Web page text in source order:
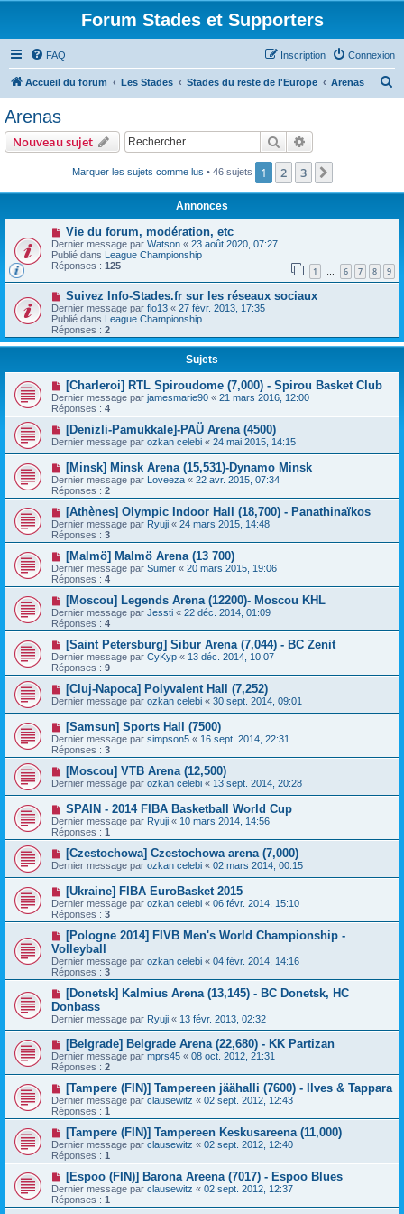
Forum Stades et Supporters
FAQ Connexion
Inscription
Accueil du forum Les Stades Stades du reste de l'Europe Arenas
r
Arenas
Nouveau sujet Rechercher
Marquer les sujets comme lus • 46 sujets 1 2 3
Annonces
Vie du forum, modération, etc
Dernier message par Watson « 23 août 2020, 07:27
Publié dans League Championship
Réponses : 125 1 … 6 7 8 9
Suivez Info-Stades.fr sur les réseaux sociaux
Dernier message par flo13 « 27 févr. 2013, 17:35
Publié dans League Championship
Réponses : 2
Sujets
[Charleroi] RTL Spiroudome (7,000) - Spirou Basket Club
Dernier message par jamesmarie90 « 21 mars 2016, 12:00
Réponses : 4
[Denizli-Pamukkale]-PAÜ Arena (4500)
Dernier message par ozkan celebi « 24 mai 2015, 14:15
[Minsk] Minsk Arena (15,531)-Dynamo Minsk
Dernier message par Loveeza « 22 avr. 2015, 07:34
Réponses : 2
[Athènes] Olympic Indoor Hall (18,700) - Panathinaïkos
Dernier message par Ryuji « 24 mars 2015, 14:48
Réponses : 3
[Malmö] Malmö Arena (13 700)
Dernier message par Sumer « 20 mars 2015, 19:06
Réponses : 4
[Moscou] Legends Arena (12200)- Moscou KHL
Dernier message par Jessti « 22 déc. 2014, 01:09
Réponses : 4
[Saint Petersburg] Sibur Arena (7,044) - BC Zenit
Dernier message par CyKyp « 13 déc. 2014, 10:07
Réponses : 9
[Cluj-Napoca] Polyvalent Hall (7,252)
Dernier message par ozkan celebi « 30 sept. 2014, 09:01
[Samsun] Sports Hall (7500)
Dernier message par simpson5 « 16 sept. 2014, 22:31
Réponses : 3
[Moscou] VTB Arena (12,500)
Dernier message par ozkan celebi « 13 sept. 2014, 20:28
SPAIN - 2014 FIBA Basketball World Cup
Dernier message par Ryuji « 10 mars 2014, 14:56
Réponses : 1
[Czestochowa] Czestochowa arena (7,000)
Dernier message par ozkan celebi « 02 mars 2014, 00:15
[Ukraine] FIBA EuroBasket 2015
Dernier message par ozkan celebi « 06 févr. 2014, 15:10
Réponses : 3
[Pologne 2014] FIVB Men's World Championship -
Volleyball
Dernier message par ozkan celebi « 04 févr. 2014, 14:16
Réponses : 3
[Donetsk] Kalmius Arena (13,145) - BC Donetsk, HC
Donbass
Dernier message par Ryuji « 13 févr. 2013, 02:32
[Belgrade] Belgrade Arena (22,680) - KK Partizan
Dernier message par mprs45 « 08 oct. 2012, 21:31
Réponses : 2
[Tampere (FIN)] Tampereen jäähalli (7600) - Ilves & Tappara
Dernier message par clausewitz « 02 sept. 2012, 12:43
Réponses : 1
[Tampere (FIN)] Tampereen Keskusareena (11,000)
Dernier message par clausewitz « 02 sept. 2012, 12:40
Réponses : 1
[Espoo (FIN)] Barona Areena (7017) - Espoo Blues
Dernier message par clausewitz « 02 sept. 2012, 12:37
Réponses : 1